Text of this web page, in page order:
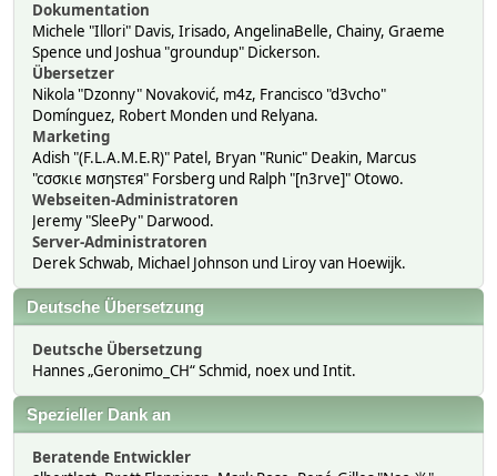
Dokumentation
Michele "Illori" Davis, Irisado, AngelinaBelle, Chainy, Graeme
Spence und Joshua "groundup" Dickerson.
Übersetzer
Nikola "Dzonny" Novaković, m4z, Francisco "d3vcho"
Domínguez, Robert Monden und Relyana.
Marketing
Adish "(F.L.A.M.E.R)" Patel, Bryan "Runic" Deakin, Marcus
"cσσкιє мσηѕтєя" Forsberg und Ralph "[n3rve]" Otowo.
Webseiten-Administratoren
Jeremy "SleePy" Darwood.
Server-Administratoren
Derek Schwab, Michael Johnson und Liroy van Hoewijk.
Deutsche Übersetzung
Deutsche Übersetzung
Hannes „Geronimo_CH“ Schmid, noex und Intit.
Spezieller Dank an
Beratende Entwickler